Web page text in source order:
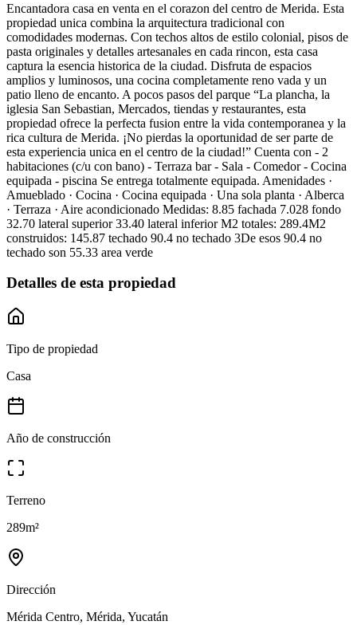
Encantadora casa en venta en el corazon del centro de Merida. Esta
propiedad unica combina la arquitectura tradicional con
comodidades modernas. Con techos altos de estilo colonial, pisos de
pasta originales y detalles artesanales en cada rincon, esta casa
captura la esencia historica de la ciudad. Disfruta de espacios
amplios y luminosos, una cocina completamente reno vada y un
patio lleno de encanto. A pocos pasos del parque “La plancha, la
iglesia San Sebastian, Mercados, tiendas y restaurantes, esta
propiedad ofrece la perfecta fusion entre la vida contemporanea y la
rica cultura de Merida. ¡No pierdas la oportunidad de ser parte de
esta experiencia unica en el centro de la ciudad!” Cuenta con - 2
habitaciones (c/u con bano) - Terraza bar - Sala - Comedor - Cocina
equipada - piscina Se entrega totalmente equipada. Amenidades ·
Amueblado · Cocina · Cocina equipada · Una sola planta · Alberca
· Terraza · Aire acondicionado Medidas: 8.85 fachada 7.028 fondo
32.70 lateral superior 33.40 lateral inferior M2 totales: 289.4M2
construidos: 145.87 techado 90.4 no techado 3De esos 90.4 no
techado son 55.33 area verde
Detalles de esta propiedad
Tipo de propiedad
Casa
Año de construcción
Terreno
289m²
Dirección
Mérida Centro, Mérida, Yucatán